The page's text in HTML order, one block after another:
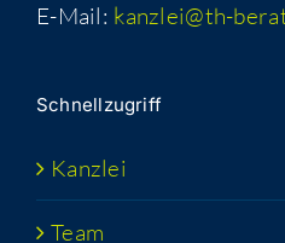
E-Mail: kanzlei@th-
Schnell­zu­griff
Kanz­lei
Team